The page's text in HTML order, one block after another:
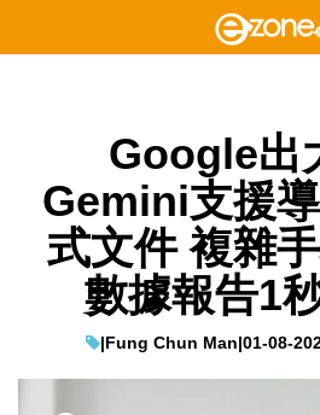
Google出
Gemini支援
式文件 複雜手
數據報告1
|Fung Chun Man|01-08-